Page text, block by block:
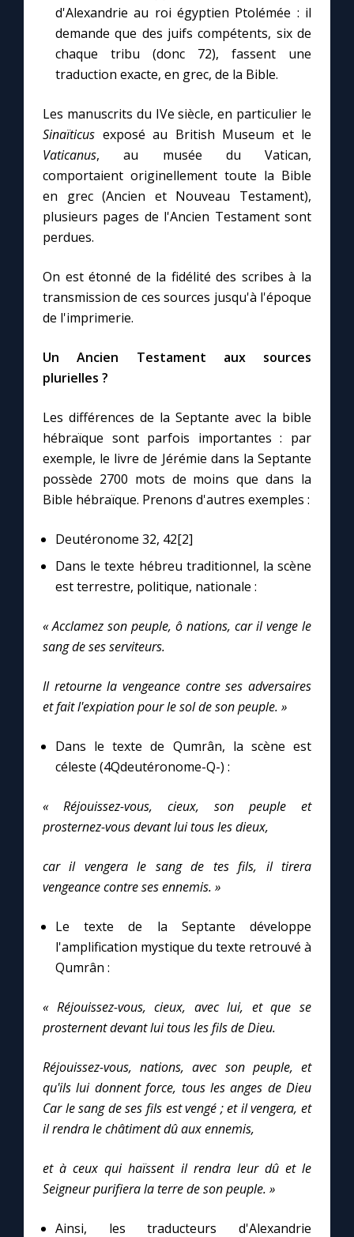
d'Alexandrie au roi égyptien Ptolémée : il
demande que des juifs compétents, six de
chaque tribu (donc 72), fassent une
traduction exacte, en grec, de la Bible.
Les manuscrits du IVe siècle, en particulier le
Sinaïticus exposé au British Museum et le
Vaticanus, au musée du Vatican,
comportaient originellement toute la Bible
en grec (Ancien et Nouveau Testament),
plusieurs pages de l'Ancien Testament sont
perdues.
On est étonné de la fidélité des scribes à la
transmission de ces sources jusqu'à l'époque
de l'imprimerie.
Un Ancien Testament aux sources
plurielles ?
Les différences de la Septante avec la bible
hébraïque sont parfois importantes : par
exemple, le livre de Jérémie dans la Septante
possède 2700 mots de moins que dans la
Bible hébraïque. Prenons d'autres exemples :
Deutéronome 32, 42[2]
Dans le texte hébreu traditionnel, la scène
est terrestre, politique, nationale :
« Acclamez son peuple, ô nations, car il venge le
sang de ses serviteurs.
Il retourne la vengeance contre ses adversaires
et fait l'expiation pour le sol de son peuple. »
Dans le texte de Qumrân, la scène est
céleste (4Qdeutéronome-Q-) :
« Réjouissez-vous, cieux, son peuple et
prosternez-vous devant lui tous les dieux,
car il vengera le sang de tes fils, il tirera
vengeance contre ses ennemis. »
Le texte de la Septante développe
l'amplification mystique du texte retrouvé à
Qumrân :
« Réjouissez-vous, cieux, avec lui, et que se
prosternent devant lui tous les fils de Dieu.
Réjouissez-vous, nations, avec son peuple, et
qu'ils lui donnent force, tous les anges de Dieu
Car le sang de ses fils est vengé ; et il vengera, et
il rendra le châtiment dû aux ennemis,
et à ceux qui haïssent il rendra leur dû et le
Seigneur purifiera la terre de son peuple. »
Ainsi, les traducteurs d'Alexandrie